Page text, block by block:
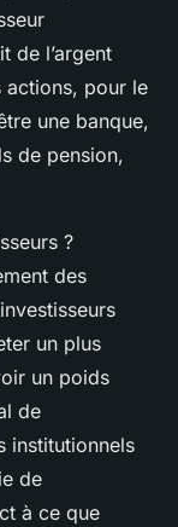
de l’argent
actions, pour le
une banque,
de pension,
?
des
un plus
un poids
de
institutionnels
de
à ce que